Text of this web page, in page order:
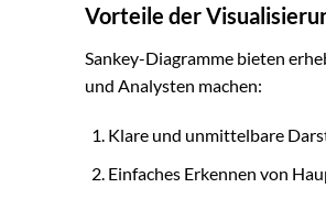
Vorteile der
Sankey-Diagramme bieten
und Analysten machen:
Klare und unmittelbare
Einfaches Erkennen von